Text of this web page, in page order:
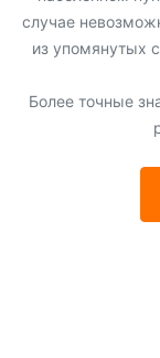
случае
из упомянутых
Более точные